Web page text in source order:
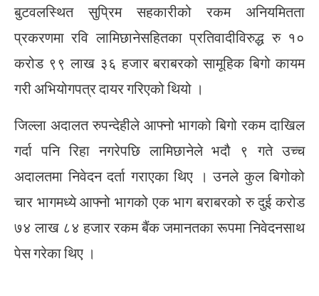
बुटवलस्थित सुप्रिम सहकारीको रकम अनियमितता
प्रकरणमा रवि लामिछानेसहितका प्रतिवादीविरुद्ध रु १०
करोड ९९ लाख ३६ हजार बराबरको सामूहिक बिगो कायम
गरी अभियोगपत्र दायर गरिएको थियो ।
जिल्ला अदालत रुपन्देहीले आफ्नो भागको बिगो रकम दाखिल
गर्दा पनि रिहा नगरेपछि लामिछानेले भदौ ९ गते उच्च
अदालतमा निवेदन दर्ता गराएका थिए । उनले कुल बिगोको
चार भागमध्ये आफ्नो भागको एक भाग बराबरको रु दुई करोड
७४ लाख ८४ हजार रकम बैंक जमानतका रूपमा निवेदनसाथ
पेस गरेका थिए ।